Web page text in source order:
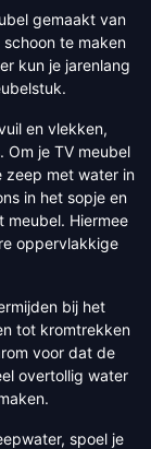
gemaakt van
te maken
kun je jarenlang
en vlekken,
Om je TV meubel
zeep met water in
in het sopje en
Hiermee
oppervlakkige
bij het
tot kromtrekken
voor dat de
overtollig water
spoel je